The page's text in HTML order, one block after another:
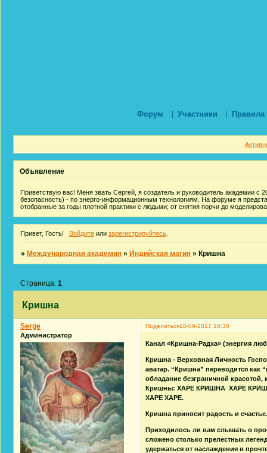
Форум Участники Правила
Объявление
Приветствую вас! Меня звать Сергей, я создатель и руководитель академии с
безопасность) - по энерго-информационным технологиям. На форуме я
отобранные за годы плотной практики с людьми; от снятия порчи до
Привет, Гость! Войдитеили зарегистрируйтесь.
»Международная академия »Индийская магия »Кришна
Кришна
Страница:1
Поделиться10-09-2017 10:30
Serge
Администратор
Канал «Кришна-Радха» (энергия
Кришна - Верховная Личность
аватар. “Кришна” переводится
обладание безграничной
Кришны: ХАРЕ КРИШНА ХАРЕ
ХАРЕ ХАРЕ.
Кришна приносит радость и
Приходилось ли вам слышать о
сложено столько прелестных
удержаться от наслаждения в